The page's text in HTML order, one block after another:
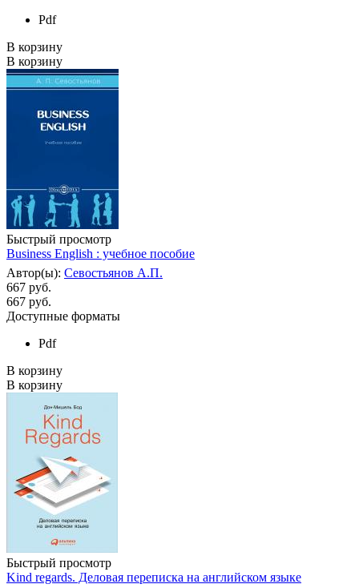
Pdf
В корзину
В корзину
Быстрый просмотр
Business English : учебное пособие
Автор(ы): Севостьянов А.П.
667 руб.
667 руб.
Доступные форматы
Pdf
В корзину
В корзину
Быстрый просмотр
Kind regards. Деловая переписка на английском языке